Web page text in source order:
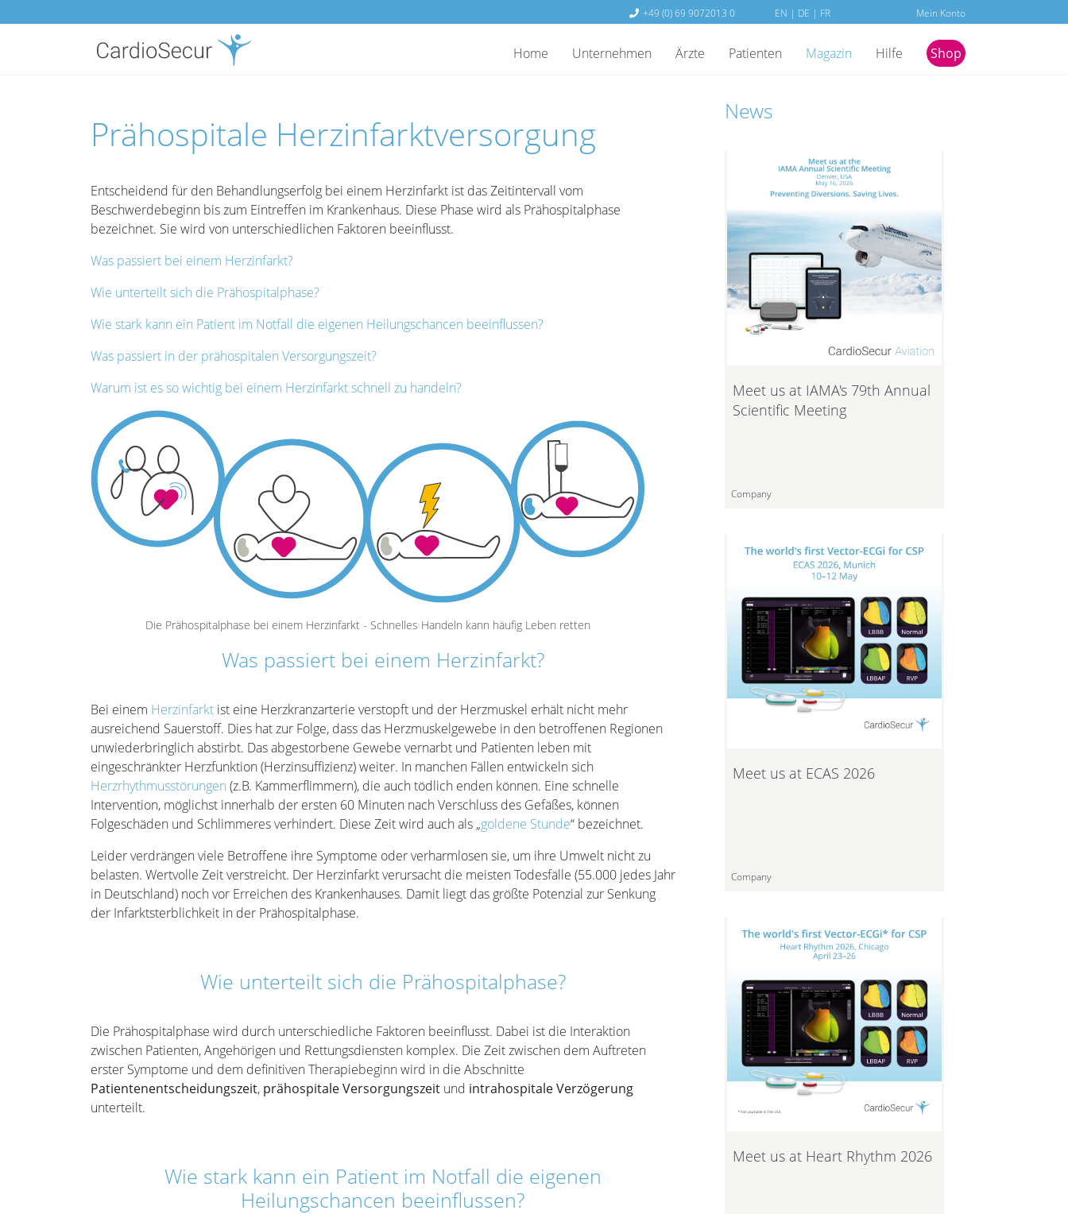
Mein Konto
EN | DE | FR
+49 (0) 69 9072013 0
Home Unternehmen Ärzte Patienten Magazin Hilfe Shop
Prähospitale Herzinfarktversorgung
Entscheidend für den Behandlungserfolg bei einem Herzinfarkt ist das Zeitintervall vom
Beschwerdebeginn bis zum Eintreffen im Krankenhaus. Diese Phase wird als Prähospitalphase
bezeichnet. Sie wird von unterschiedlichen Faktoren beeinflusst.
Was passiert bei einem Herzinfarkt?
Wie unterteilt sich die Prähospitalphase?
Wie stark kann ein Patient im Notfall die eigenen Heilungschancen beeinflussen?
Was passiert in der prähospitalen Versorgungszeit?
Warum ist es so wichtig bei einem Herzinfarkt schnell zu handeln?
Die Prähospitalphase bei einem Herzinfarkt - Schnelles Handeln kann häufig Leben retten
Was passiert bei einem Herzinfarkt?
Bei einem Herzinfarkt ist eine Herzkranzarterie verstopft und der Herzmuskel erhält nicht mehr
ausreichend Sauerstoff. Dies hat zur Folge, dass das Herzmuskelgewebe in den betroffenen Regionen
unwiederbringlich abstirbt. Das abgestorbene Gewebe vernarbt und Patienten leben mit
eingeschränkter Herzfunktion (Herzinsuffizienz) weiter. In manchen Fällen entwickeln sich
Herzrhythmusstörungen (z.B. Kammerflimmern), die auch tödlich enden können. Eine schnelle
Intervention, möglichst innerhalb der ersten 60 Minuten nach Verschluss des Gefäßes, können
Folgeschäden und Schlimmeres verhindert. Diese Zeit wird auch als „goldene Stunde“ bezeichnet.
Leider verdrängen viele Betroffene ihre Symptome oder verharmlosen sie, um ihre Umwelt nicht zu
belasten. Wertvolle Zeit verstreicht. Der Herzinfarkt verursacht die meisten Todesfälle (55.000 jedes Jahr
in Deutschland) noch vor Erreichen des Krankenhauses. Damit liegt das größte Potenzial zur Senkung
der Infarktsterblichkeit in der Prähospitalphase.
Wie unterteilt sich die Prähospitalphase?
Die Prähospitalphase wird durch unterschiedliche Faktoren beeinflusst. Dabei ist die Interaktion
zwischen Patienten, Angehörigen und Rettungsdiensten komplex. Die Zeit zwischen dem Auftreten
erster Symptome und dem definitiven Therapiebeginn wird in die Abschnitte
Patientenentscheidungszeit, prähospitale Versorgungszeit und intrahospitale Verzögerung
unterteilt.
Wie stark kann ein Patient im Notfall die eigenen
Heilungschancen beeinflussen?
News
Meet us at IAMA's 79th Annual
Scientific Meeting
Company
Meet us at ECAS 2026
Company
Meet us at Heart Rhythm 2026